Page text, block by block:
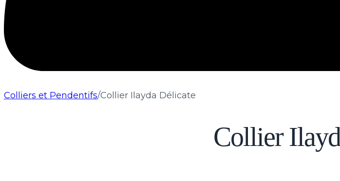
Colliers et Pendentifs/Collier Ilayda Délicate
Collier